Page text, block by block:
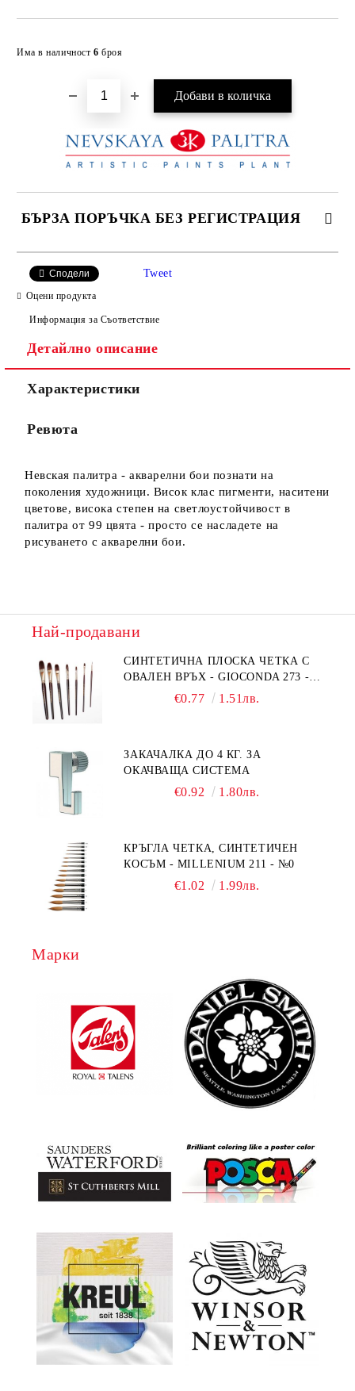
Има в наличност 6 броя
БЪРЗА ПОРЪЧКА БЕЗ РЕГИСТРАЦИЯ
Сподели Tweet
Оцени продукта
Информация за Съответствие
Детайлно описание
Характеристики
Ревюта
Невская палитра - акварелни бои познати на
поколения художници. Висок клас пигменти, наситени
цветове, висока степен на светлоустойчивост в
палитра от 99 цвята - просто се насладете на
рисуването с акварелни бои.
Най-продавани
СИНТЕТИЧНА ПЛОСКА ЧЕТКА С
ОВАЛЕН ВРЪХ - GIOCONDA 273 -
€0.77 1.51лв.
ЗАКАЧАЛКА ДО 4 КГ. ЗА
ОКАЧВАЩА СИСТЕМА
€0.92 1.80лв.
КРЪГЛА ЧЕТКА, СИНТЕТИЧЕН
КОСЪМ - MILLENIUM 211 - №0
€1.02 1.99лв.
Марки